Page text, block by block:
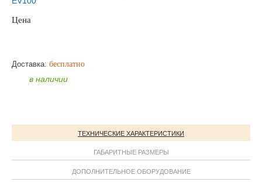
Цена
Доставка: бесплатно
в наличии
ТЕХНИЧЕСКИЕ ХАРАКТЕРИСТИКИ
ГАБАРИТНЫЕ РАЗМЕРЫ
ДОПОЛНИТЕЛЬНОЕ ОБОРУДОВАНИЕ